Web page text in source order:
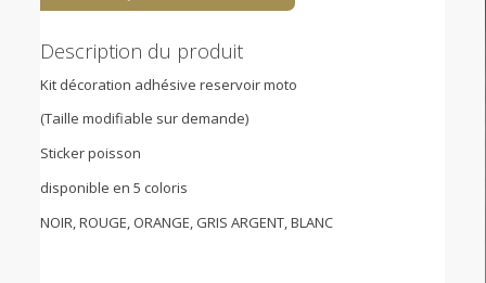
Description du produit
Kit décoration adhésive reservoir moto
(Taille modifiable sur demande)
Sticker poisson
disponible en 5 coloris
NOIR, ROUGE, ORANGE, GRIS ARGENT, BLANC